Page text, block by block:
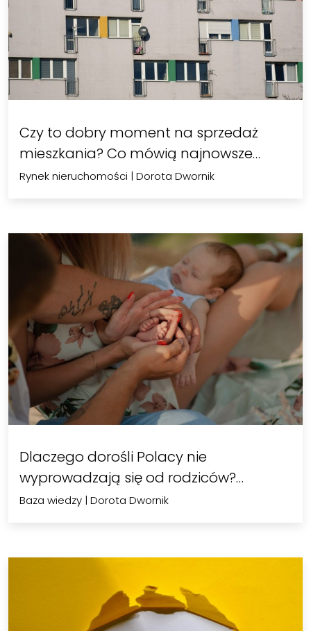
Czy to dobry moment na sprzedaż
mieszkania? Co mówią najnowsze
dane
Rynek nieruchomości | Dorota Dwornik
Dlaczego dorośli Polacy nie
wyprowadzają się od rodziców?…
Baza wiedzy| Dorota Dwornik